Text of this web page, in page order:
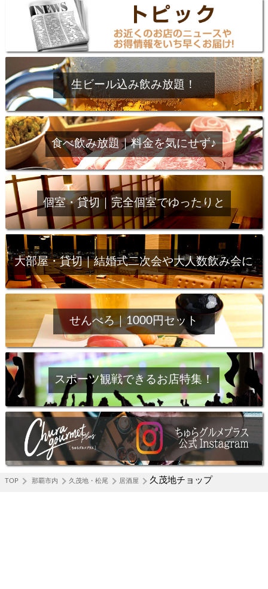
生ビール込み飲み放題！
食べ飲み放題｜料金を気にせず♪
個室・貸切｜完全個室でゆったりと
大部屋・貸切｜結婚式二次会や大人数飲み会に
せんべろ｜1000円セット
スポーツ観戦できるお店特集！
TOP 那覇市内 久茂地・松尾 居酒屋 久茂地チョップ